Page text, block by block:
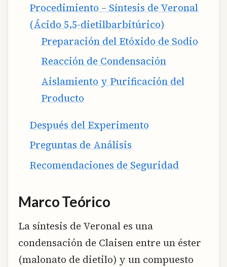
Procedimiento – Síntesis de Veronal
(Ácido 5,5-dietilbarbitúrico)
Preparación del Etóxido de Sodio
Reacción de Condensación
Aislamiento y Purificación del
Producto
Después del Experimento
Preguntas de Análisis
Recomendaciones de Seguridad
Marco Teórico
La síntesis de Veronal es una
condensación de Claisen entre un éster
(malonato de dietilo) y un compuesto